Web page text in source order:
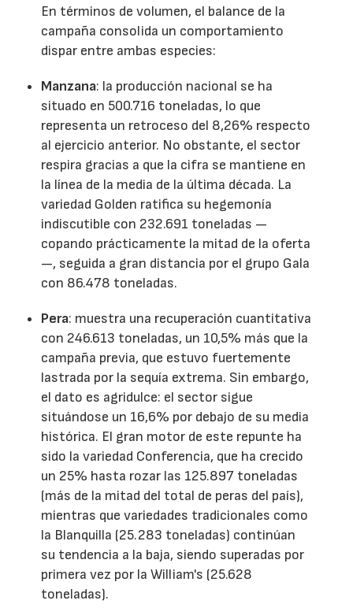
En términos de volumen, el balance de la
campaña consolida un comportamiento
dispar entre ambas especies:
Manzana: la producción nacional se ha
situado en 500.716 toneladas, lo que
representa un retroceso del 8,26% respecto
al ejercicio anterior. No obstante, el sector
respira gracias a que la cifra se mantiene en
la línea de la media de la última década. La
variedad Golden ratifica su hegemonía
indiscutible con 232.691 toneladas —
copando prácticamente la mitad de la oferta
—, seguida a gran distancia por el grupo Gala
con 86.478 toneladas.
Pera: muestra una recuperación cuantitativa
con 246.613 toneladas, un 10,5% más que la
campaña previa, que estuvo fuertemente
lastrada por la sequía extrema. Sin embargo,
el dato es agridulce: el sector sigue
situándose un 16,6% por debajo de su media
histórica. El gran motor de este repunte ha
sido la variedad Conferencia, que ha crecido
un 25% hasta rozar las 125.897 toneladas
(más de la mitad del total de peras del país),
mientras que variedades tradicionales como
la Blanquilla (25.283 toneladas) continúan
su tendencia a la baja, siendo superadas por
primera vez por la William's (25.628
toneladas).